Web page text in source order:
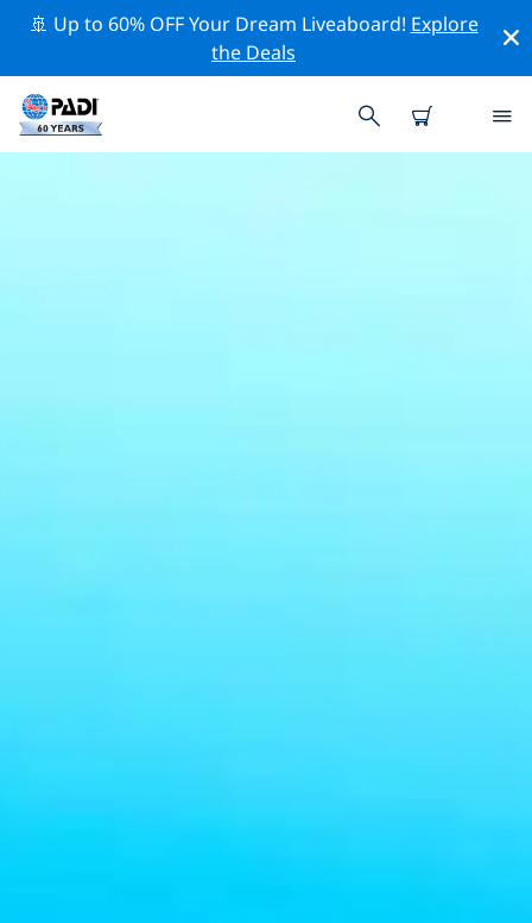
🚢 Up to 60% OFF Your Dream Liveaboard! Explore
the Deals